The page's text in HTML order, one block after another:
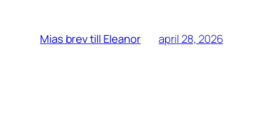
Mias brev till Eleanor april 28, 2026